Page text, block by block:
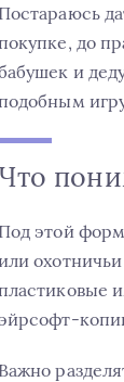
Постараюсь
до
и
Под этой
Важно